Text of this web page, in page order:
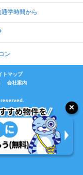
通学時間から
ン
トマップ
会社案内
reserved.
ルAGENT
報局